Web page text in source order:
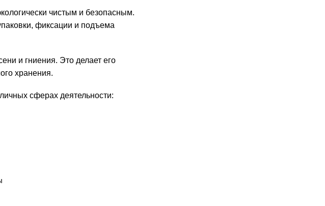
чистым и безопасным.
фиксации и подъема
и гниения. Это делает его
хранения.
сферах деятельности: